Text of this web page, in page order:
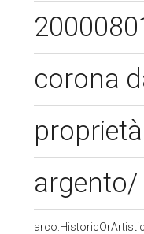
corona